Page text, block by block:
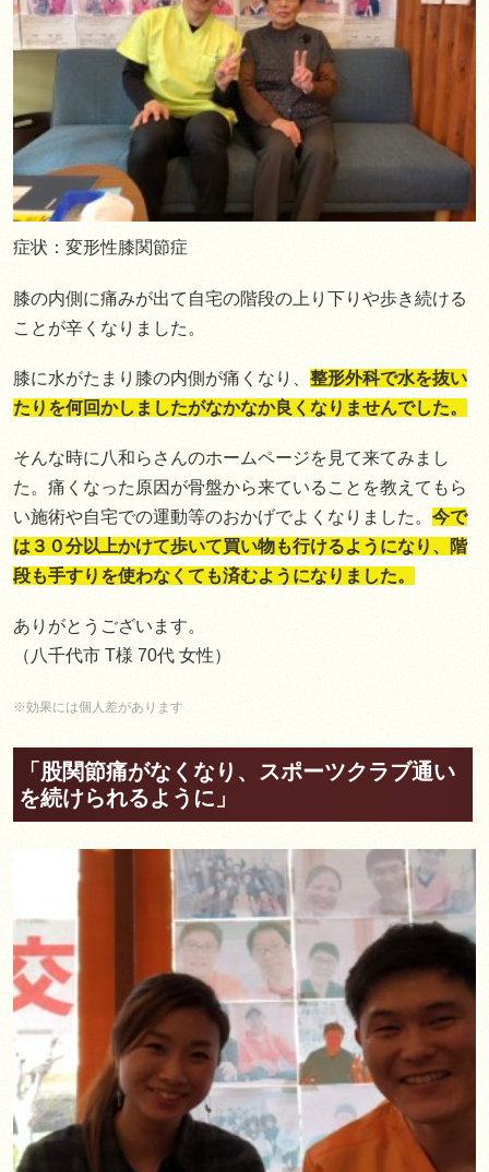
症状：変形性膝関節症
膝の内側に痛みが出て自宅の階段の上り下りや歩き続ける
ことが辛くなりました。
膝に水がたまり膝の内側が痛くなり、 整形外科で水を抜い
たりを何回かしましたがなかなか良くなりませんでした。
そんな時に八和らさんのホームページを見て来てみまし
た。痛くなった原因が骨盤から来ていることを教えてもら
い施術や自宅での運動等のおかげでよくなりました。 今で
は３０分以上かけて歩いて買い物も行けるようになり、階
段も手すりを使わなくても済むようになりました。
ありがとうございます。
（八千代市 T様 70代 女性）
※効果には個人差があります
「股関節痛がなくなり、スポーツクラブ通い
を続けられるように」